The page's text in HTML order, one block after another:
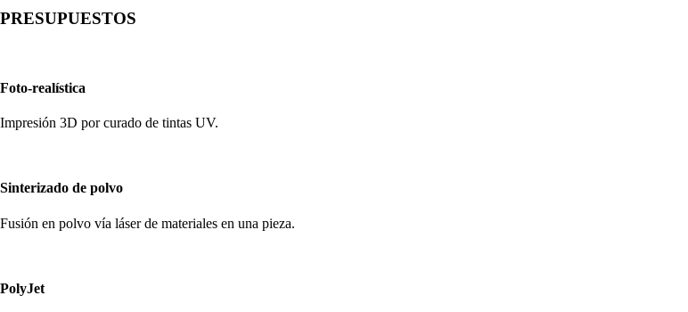
PRESUPUESTOS
Foto-realística
Impresión 3D por curado de tintas UV.
Sinterizado de polvo
Fusión en polvo vía láser de materiales en una pieza.
PolyJet